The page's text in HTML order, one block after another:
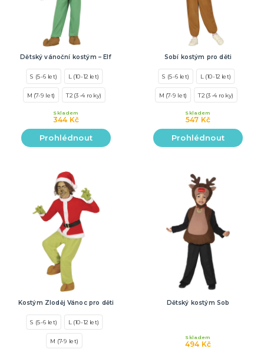
Dětský vánoční kostým – Elf
S (5-6 let) L (10-12 let)
M (7-9 let) T2 (3-4 roky)
344 Kč
Skladem
Prohlédnout
Sobí kostým pro děti
S (5-6 let) L (10-12 let)
M (7-9 let) T2 (3-4 roky)
547 Kč
Skladem
Prohlédnout
Kostým Zloděj Vánoc pro děti
S (5-6 let) L (10-12 let)
M (7-9 let)
Dětský kostým Sob
494 Kč
Skladem